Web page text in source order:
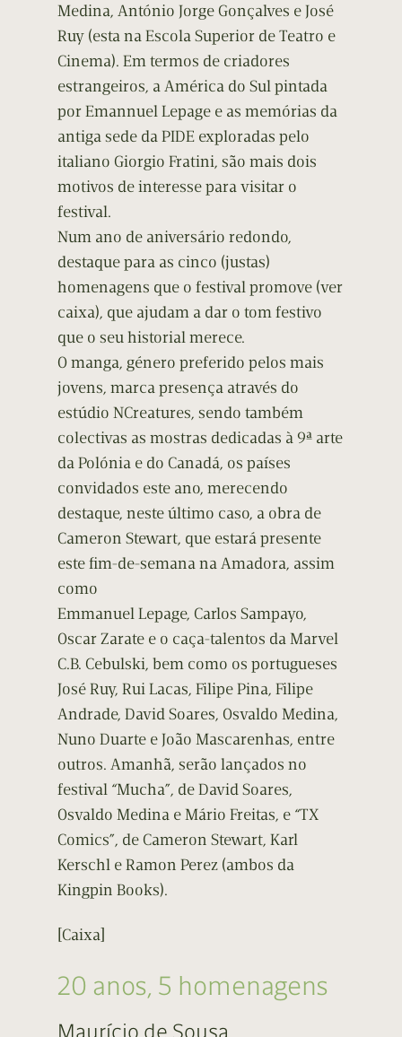
Medina, António Jorge Gonçalves e José
Ruy (esta na Escola Superior de Teatro e
Cinema). Em termos de criadores
estrangeiros, a América do Sul pintada
por Emannuel Lepage e as memórias da
antiga sede da PIDE exploradas pelo
italiano Giorgio Fratini, são mais dois
motivos de interesse para visitar o
festival.
Num ano de aniversário redondo,
destaque para as cinco (justas)
homenagens que o festival promove (ver
caixa), que ajudam a dar o tom festivo
que o seu historial merece.
O manga, género preferido pelos mais
jovens, marca presença através do
estúdio NCreatures, sendo também
colectivas as mostras dedicadas à 9ª arte
da Polónia e do Canadá, os países
convidados este ano, merecendo
destaque, neste último caso, a obra de
Cameron Stewart, que estará presente
este fim-de-semana na Amadora, assim
como
Emmanuel Lepage, Carlos Sampayo,
Oscar Zarate e o caça-talentos da Marvel
C.B. Cebulski, bem como os portugueses
José Ruy, Rui Lacas, Filipe Pina, Filipe
Andrade, David Soares, Osvaldo Medina,
Nuno Duarte e João Mascarenhas, entre
outros. Amanhã, serão lançados no
festival “Mucha”, de David Soares,
Osvaldo Medina e Mário Freitas, e “TX
Comics”, de Cameron Stewart, Karl
Kerschl e Ramon Perez (ambos da
Kingpin Books).
[Caixa]
20 anos, 5 homenagens
Maurício de Sousa